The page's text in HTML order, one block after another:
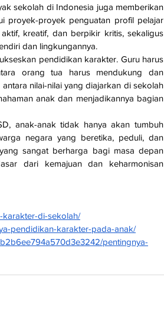
sekolah di Indonesia juga memberikan
proyek-proyek penguatan profil pelajar
kreatif, dan berpikir kritis, sekaligus
dan lingkungannya.
pendidikan karakter. Guru harus
orang tua harus mendukung dan
nilai-nilai yang diajarkan di sekolah
anak dan menjadikannya bagian
anak-anak tidak hanya akan tumbuh
negara yang beretika, peduli, dan
sangat berharga bagi masa depan
dari kemajuan dan keharmonisan
karakter-di-sekolah/
pendidikan-karakter-pada-anak/
pentingnya-